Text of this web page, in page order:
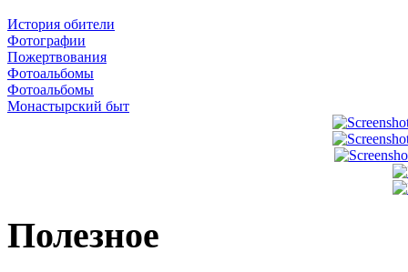
История обители
Фотографии
Пожертвования
Фотоальбомы
Фотоальбомы
Монастырский быт
Полезное